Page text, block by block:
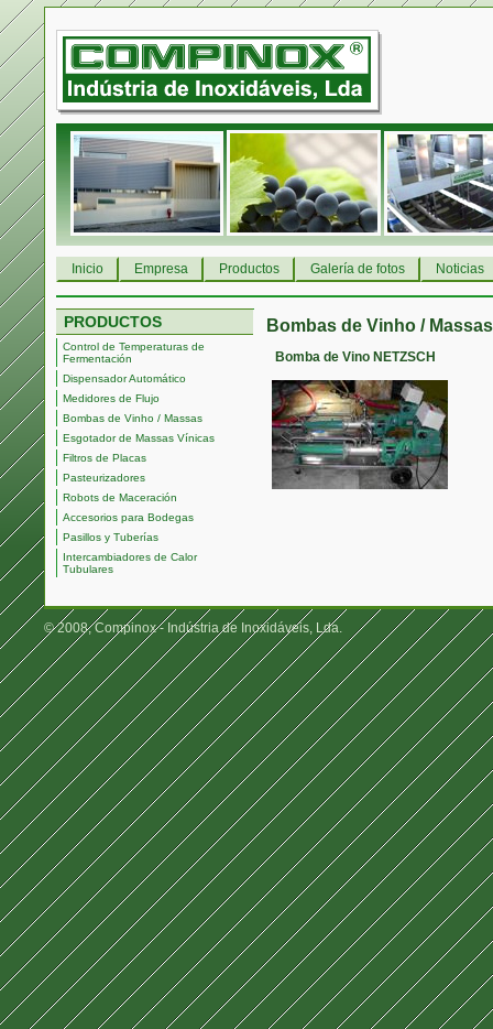
Inicio Empresa Productos Galería de fotos Noticias
PRODUCTOS
Control de Temperaturas de
Fermentación
Dispensador Automático
Medidores de Flujo
Bombas de Vinho / Massas
Esgotador de Massas Vínicas
Filtros de Placas
Pasteurizadores
Robots de Maceración
Accesorios para Bodegas
Pasillos y Tuberías
Intercambiadores de Calor
Tubulares
Bombas de Vinho / Massas
Bomba de Vino NETZSCH
© 2008, Compinox - Indústria de Inoxidáveis, Lda.